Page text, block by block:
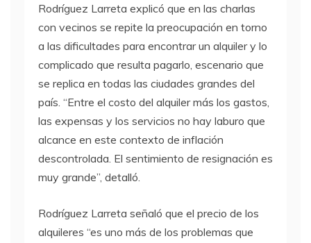
Rodríguez Larreta explicó que en las charlas
con vecinos se repite la preocupación en torno
a las dificultades para encontrar un alquiler y lo
complicado que resulta pagarlo, escenario que
se replica en todas las ciudades grandes del
país. “Entre el costo del alquiler más los gastos,
las expensas y los servicios no hay laburo que
alcance en este contexto de inflación
descontrolada. El sentimiento de resignación es
muy grande”, detalló.
Rodríguez Larreta señaló que el precio de los
alquileres “es uno más de los problemas que